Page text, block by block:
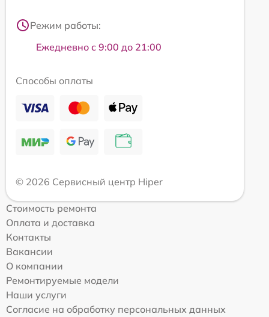
Режим работы:
Ежедневно с 9:00 до 21:00
Способы оплаты
© 2026 Сервисный центр Hiper
Стоимость ремонта
Оплата и доставка
Контакты
Вакансии
О компании
Ремонтируемые модели
Наши услуги
Согласие на обработку персональных данных